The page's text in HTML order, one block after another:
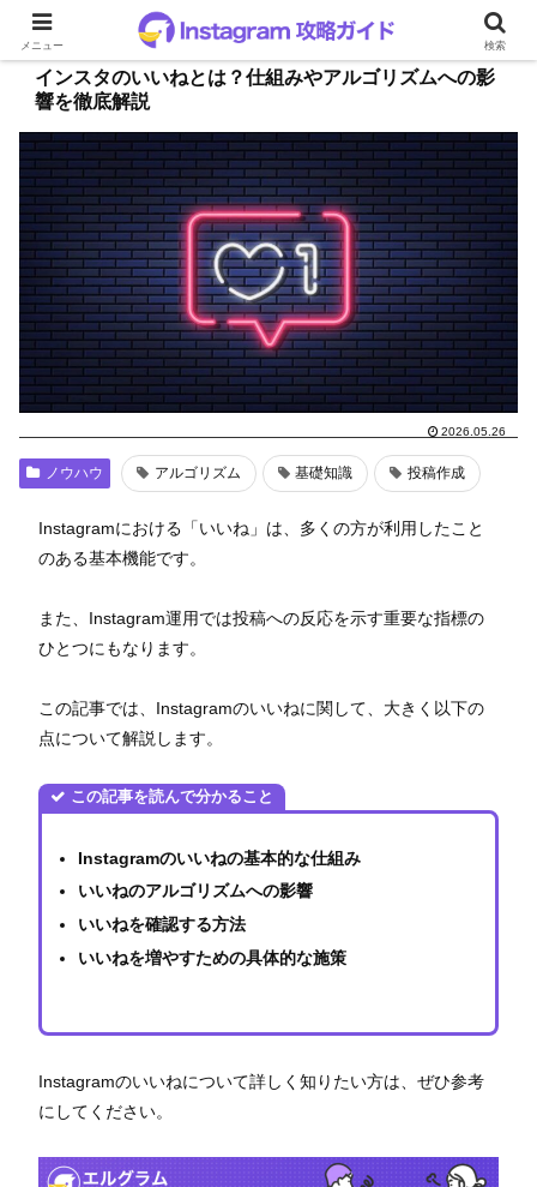
インスタのいいねとは？仕組みやアルゴリズムへの影
響を徹底解説
2026.05.26
ノウハウ アルゴリズム 基礎知識 投稿作成
Instagramにおける「いいね」は、多くの方が利用したこと
のある基本機能です。
また、Instagram運用では投稿への反応を示す重要な指標の
ひとつにもなります。
この記事では、Instagramのいいねに関して、大きく以下の
点について解説します。
この記事を読んで分かること
Instagramのいいねの基本的な仕組み
いいねのアルゴリズムへの影響
いいねを確認する方法
いいねを増やすための具体的な施策
Instagramのいいねについて詳しく知りたい方は、ぜひ参考
にしてください。
メニュー 検索